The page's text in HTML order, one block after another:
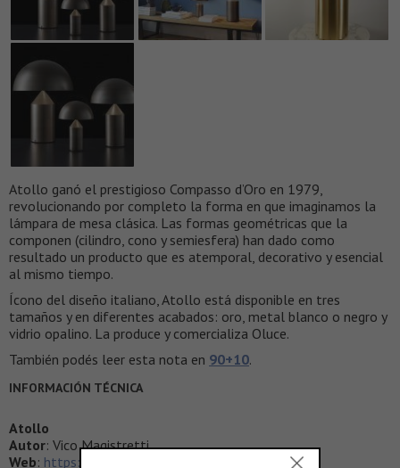
Atollo ganó el prestigioso Compasso d’Oro en 1979,
revolucionando por completo la forma en que imaginamos la
lámpara de mesa clásica. Las formas geométricas que la
componen (cilindro, cono y semiesfera) han dado como
resultado un producto que es atemporal, decorativo y esencial
al mismo tiempo.
Ícono del diseño italiano, Atollo está disponible en tres
tamaños y en diferentes acabados: oro, metal blanco o negro y
vidrio opalino. La produce y comercializa Oluce.
También podés leer esta nota en 90+10.
INFORMACIÓN TÉCNICA
Atollo
Autor: Vico Magistretti
Web: https://www.oluce.com/